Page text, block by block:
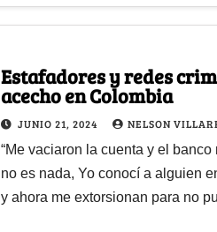
Estafadores y redes
acecho en Colombia
JUNIO 21, 2024 NELSON
“Me vaciaron la cuenta y el banco
no es nada, Yo conocí a alguien
y ahora me extorsionan para no